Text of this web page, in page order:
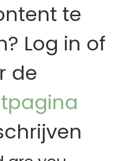
te
Log in of
de